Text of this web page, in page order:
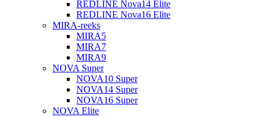
REDLINE Nova14 Elite
REDLINE Nova16 Elite
MIRA-reeks
MIRA5
MIRA7
MIRA9
NOVA Super
NOVA10 Super
NOVA14 Super
NOVA16 Super
NOVA Elite